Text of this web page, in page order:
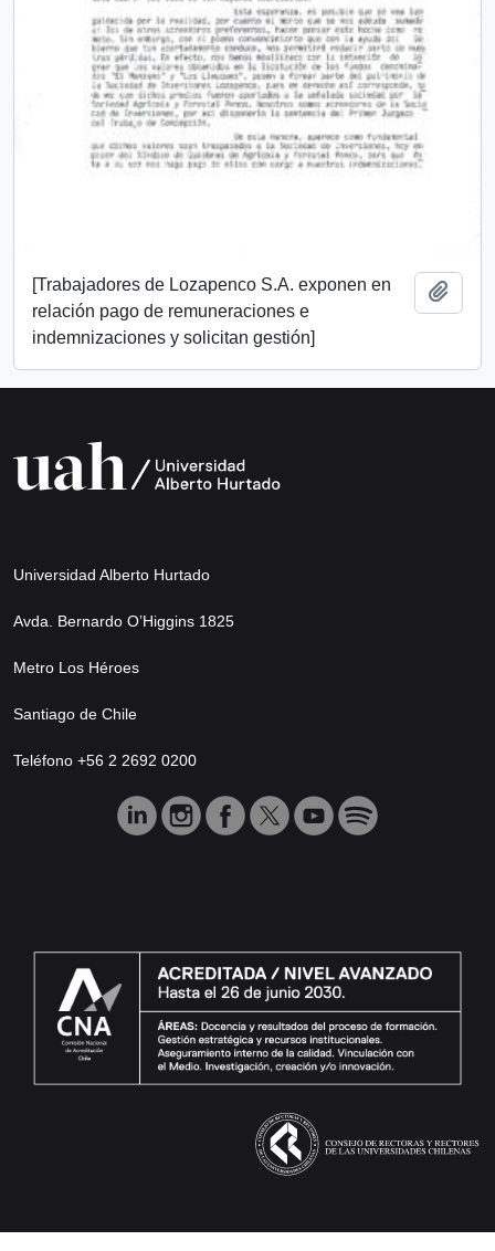
[Trabajadores de Lozapenco S.A. exponen en
relación pago de remuneraciones e
indemnizaciones y solicitan gestión]
Universidad Alberto Hurtado
Avda. Bernardo O’Higgins 1825
Metro Los Héroes
Santiago de Chile
Teléfono +56 2 2692 0200